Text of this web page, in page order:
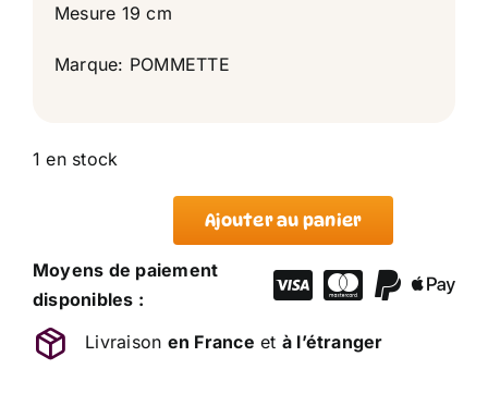
Mesure 19 cm
Marque: POMMETTE
1 en stock
de
Doudou
Activité
Ajouter au panier
Moyens de paiement
disponibles :
Livraison en France et à l’étranger